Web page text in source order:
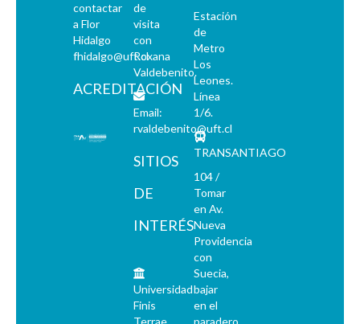
contactar
a Flor
Hidalgo
fhidalgo@uft.cl
ACREDITACIÓN
de
visita
con
Roxana
Valdebenito.
Email:
rvaldebenito@uft.cl
SITIOS
DE
INTERÉS
Universidad
Finis
Terrae
Estación
de
Metro
Los
Leones.
Línea
1/6.
TRANSANTIAGO
104 /
Tomar
en Av.
Nueva
Providencia
con
Suecia,
bajar
en el
paradero